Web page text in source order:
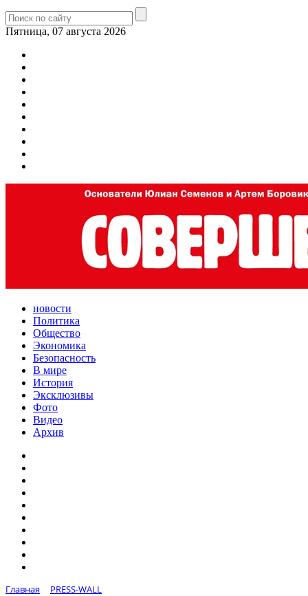
Пятница, 07 августа 2026
новости
Политика
Общество
Экономика
Безопасность
В мире
История
Эксклюзивы
Фото
Видео
Архив
Главная
PRESS-WALL